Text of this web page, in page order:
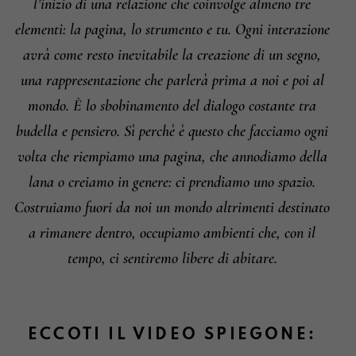
l’inizio di una relazione che coinvolge almeno tre
elementi: la pagina, lo strumento e tu. Ogni interazione
avrà come resto inevitabile la creazione di un segno,
una rappresentazione che parlerà prima a noi e poi al
mondo. È lo sbobinamento del dialogo costante tra
budella e pensiero. Sì perchè è questo che facciamo ogni
volta che riempiamo una pagina, che annodiamo della
lana o creiamo in genere: ci prendiamo uno spazio.
Costruiamo fuori da noi un mondo altrimenti destinato
a rimanere dentro, occupiamo ambienti che, con il
tempo, ci sentiremo libere di abitare.
ECCOTI IL VIDEO SPIEGONE: